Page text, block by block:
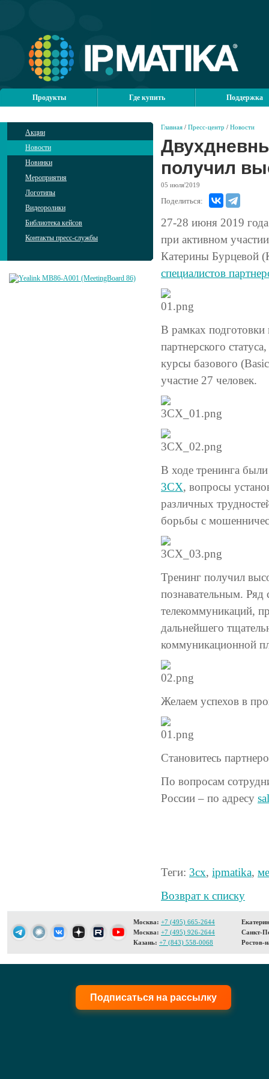
Продукты Где купить Поддержка
Акции
Новости
Новинки
Мероприятия
Логотипы
Видеоролики
Библиотека кейсов
Контакты пресс-службы
Главная / Пресс-центр / Новости
получил
05 июля'2019
Поделиться:
27-28 июня 2019
при активном
Катерины Бурцевой
специалистов
В рамках подготовки
партнерского
курсы базового
участие 27 человек.
В ходе тренинга
3CX, вопросы
различных
борьбы с
Тренинг получил
познавательным.
телекоммуникаций,
дальнейшего
коммуникационной
Желаем успехов в
Становитесь
По вопросам
России – по адресу
Теги: 3cx, ipmatika,
Возврат к списку
Москва: +7 (495) 665-2644
Москва: +7 (495) 926-2644
Казань: +7 (843) 558-0068
Санкт-
Ростов-
Подписаться на рассылку